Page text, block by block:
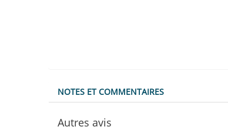
NOTES ET COMMENTAIRES
Autres avis